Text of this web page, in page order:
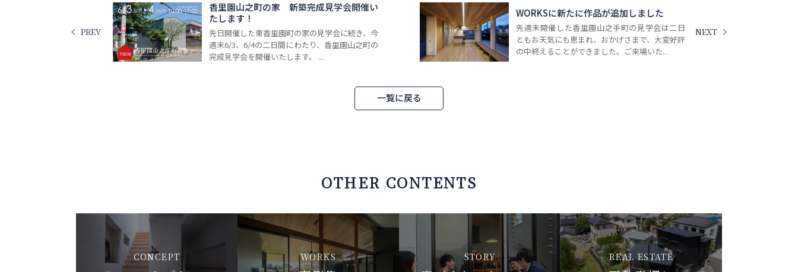
PREV
香里園山之町の家 新築完成見学会開催い
たします！
先日開催した東香里園町の家の見学会に続き、今
週末6/3、6/4の二日間にわたり、香里園山之町の
完成見学会を開催いたします。 ...
NEXT
WORKSに新たに作品が追加しました
先週末開催した香里園山之手町の見学会は二日
ともお天気にも恵まれ、おかげさまで、大変好評
の中終えることができました。ご来場いた...
一覧に戻る
OTHER CONTENTS
CONCEPT WORKS STORY REAL ESTATE